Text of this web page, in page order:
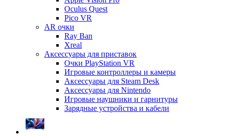
Oculus Quest
Pico VR
AR очки
Ray Ban
Xreal
Аксессуары для приставок
Очки PlayStation VR
Игровые контроллеры и камеры
Аксессуары для Steam Desk
Аксессуары для Nintendo
Игровые наушники и гарнитуры
Зарядные устройства и кабели